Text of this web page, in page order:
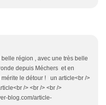
région , avec une très belle
depuis Méchers et en
mérite le détour ! un article<br />
/> <br /> <br />
blog.com/article-